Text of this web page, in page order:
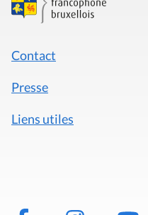
Contact
Presse
Liens utiles